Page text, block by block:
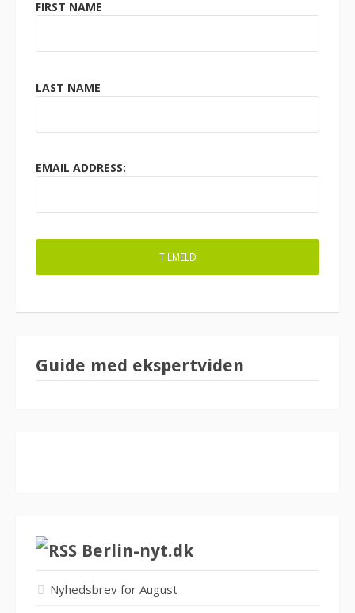
FIRST NAME
LAST NAME
EMAIL ADDRESS:
Guide med ekspertviden
Berlin-nyt.dk
Nyhedsbrev for August